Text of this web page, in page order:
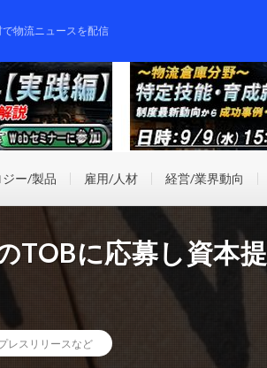
物流ニュースを配信
ー/製品 雇用/人材 経営/業界動向
TOBに応募し資本提
レスリリースなど